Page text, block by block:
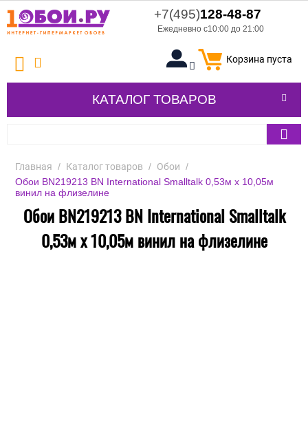
+7(495)128-48-87
Ежедневно с10:00 до 21:00
Корзина пуста
КАТАЛОГ ТОВАРОВ
Главная / Каталог товаров / Обои /
Обои BN219213 BN International Smalltalk 0,53м x 10,05м
винил на флизелине
Обои BN219213 BN International Smalltalk
0,53м x 10,05м винил на флизелине